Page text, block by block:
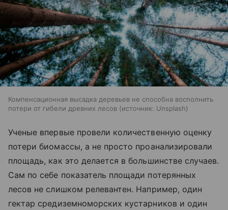
Компенсационная высадка деревьев не способна восполнить
потери от гибели древних лесов
источник: Unsplash
Ученые впервые провели количественную оценку
потери биомассы, а не просто проанализировали
площадь, как это делается в большинстве случаев.
Сам по себе показатель площади потерянных
лесов не слишком релевантен. Например, один
гектар средиземноморских кустарников и один